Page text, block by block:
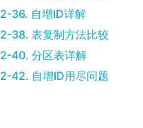
2-36. 自增ID详解
2-38. 表复制方法比较
2-40. 分区表详解
2-42. 自增ID用尽问题